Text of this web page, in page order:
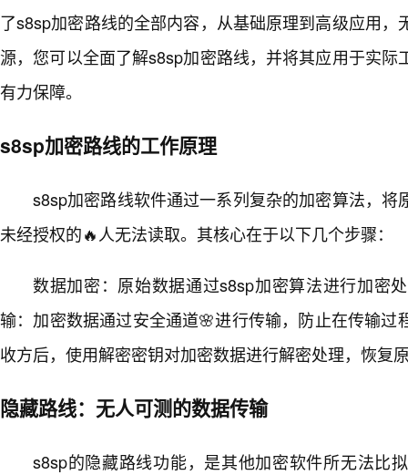
了s8sp加密路线的全部内容，从基础原理到高级应用
源，您可以全面了解s8sp加密路线，并将其应用于实
有力保障。
s8sp加密路线的工作原理
s8sp加密路线软件通过一系列复杂的加密算法，将
未经授权的🔥人无法读取。其核心在于以下几个步骤：
数据加密：原始数据通过s8sp加密算法进行加密
输：加密数据通过安全通道🌸进行传输，防止在传输过
收方后，使用解密密钥对加密数据进行解密处理，恢复
隐藏路线：无人可测的数据传输
s8sp的隐藏路线功能，是其他加密软件所无法比